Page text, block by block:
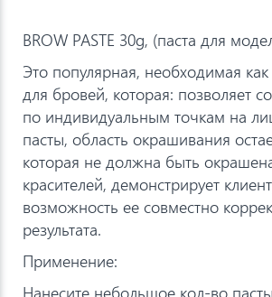
BROW PASTE 30g, (паста для
Это популярная, необходимая
для бровей, которая: позволяет
по индивидуальным точкам на
пасты, область окрашивания
которая не должна быть
красителей, демонстрирует
возможность ее совместно
результата.
Применение:
Нанесите небольшое кол-во